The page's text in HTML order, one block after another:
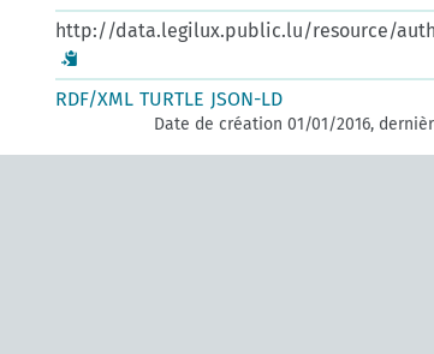
http://data.legilux.public.lu/resource/
RDF/XML TURTLE JSON-LD
Date de création 01/01/2016,